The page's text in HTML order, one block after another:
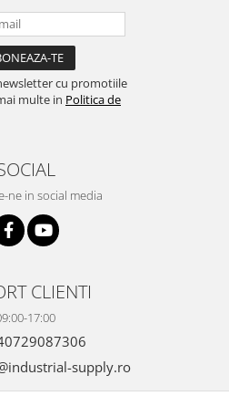
cu promotiile
multe in Politica de
ne in social media
CLIENTI
17:00
supply.ro